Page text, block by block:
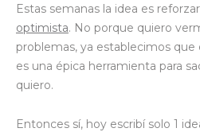
Estas semanas la idea es reforzar
optimista. No porque quiero
problemas, ya establecimos
es una épica herramienta para
quiero.
Entonces sí, hoy escribí solo 1